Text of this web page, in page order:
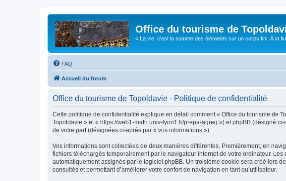
Office du tourisme de
« La vie, c'est la somme des éléments sur un corps fini. À la
FAQ
Accueil du forum
Office du tourisme de Topoldavie - Politique de confidentialité
Cette politique de confidentialité explique en détail comment « Office du tourisme de
Topoldavie » et « https://web1-math.univ-lyon1.fr/prepa-agreg ») et phpBB (désigné
de votre part (désignées ci-après par « vos informations »).
Vos informations sont collectées de deux manières différentes. Premièrement, en
fichiers téléchargés temporairement par le navigateur internet de votre ordinateur.
automatiquement assignés par le logiciel phpBB. Un troisième cookie sera créé lors
consultés et permettant d’améliorer votre confort de navigation en tant qu’utilisateur.